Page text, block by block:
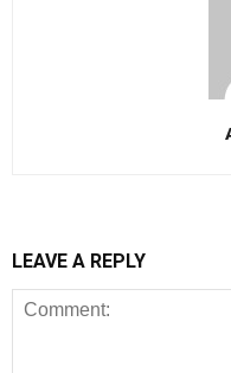
LEAVE A REPLY